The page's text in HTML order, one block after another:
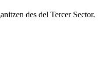
des del Tercer Sector.